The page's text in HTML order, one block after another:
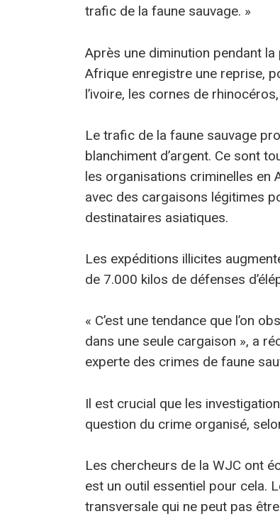
trafic de la faune sauvage. »
Après une diminution pendant
Afrique enregistre une reprise,
l’ivoire, les cornes de
Le trafic de la faune sauvage
blanchiment d’argent. Ce sont
les organisations criminelles en
avec des cargaisons légitimes
destinataires asiatiques.
Les expéditions illicites
de 7.000 kilos de défenses
« C’est une tendance que l’on
dans une seule cargaison », a
experte des crimes de faune
Il est crucial que les
question du crime organisé,
Les chercheurs de la WJC ont
est un outil essentiel pour cela.
transversale qui ne peut pas